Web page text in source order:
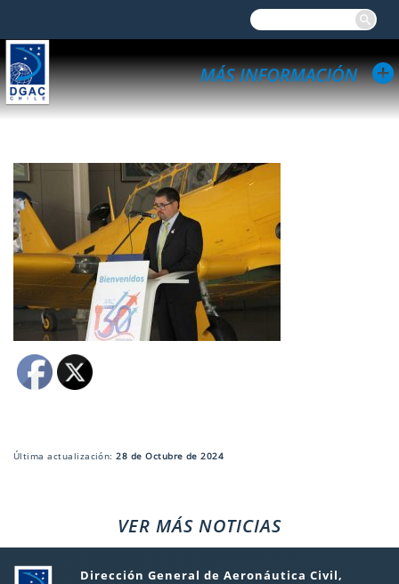
Última actualización:28 de Octubre de 2024
VER MÁS NOTICIAS
Dirección General de Aeronáutica Civil,